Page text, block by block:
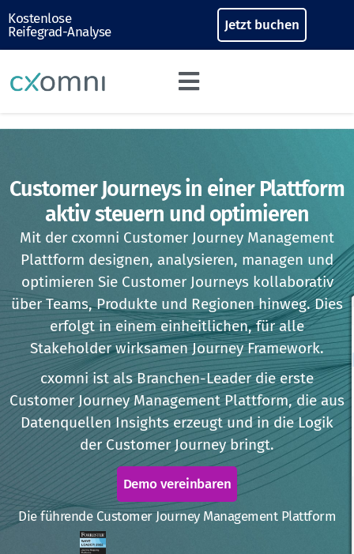
Kostenlose
Reifegrad-Analyse
Jetzt buchen
Customer Journeys in einer Plattform
aktiv steuern und optimieren
Mit der cxomni Customer Journey Management
Plattform designen, analysieren, managen und
optimieren Sie Customer Journeys kollaborativ
über Teams, Produkte und Regionen hinweg. Dies
erfolgt in einem einheitlichen, für alle
Stakeholder wirksamen Journey Framework.
cxomni ist als Branchen-Leader die erste
Customer Journey Management Plattform, die aus
Datenquellen Insights erzeugt und in die Logik
der Customer Journey bringt.
Demo vereinbaren
Die führende Customer Journey Management Plattform